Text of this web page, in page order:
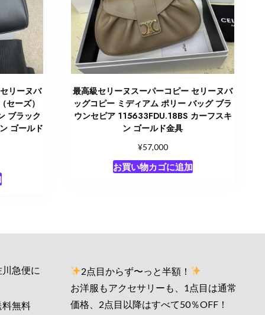
リーヌバ
セーズ）
ブラック
ゴールド
最高級セリーヌスーパーコピー セリーヌバ
ッグコピー ミディアム ポリー バッグ ブラ
ウンセピア 115633FDU.18BS カーフスキ
ン ゴールド金具
¥57,000
お買い物カゴに追加
急便に
料無料
2点目からず〜っと半額！
お洋服もアクセサリーも、1点目は通常
価格、2点目以降はすべて50％OFF！